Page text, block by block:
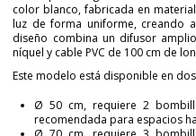
color blanco, fabricada en
luz de forma uniforme, creando
diseño combina un difusor
níquel y cable PVC de 100 cm de
Este modelo está disponible en
Ø 50 cm, requiere 2
recomendada para espacios